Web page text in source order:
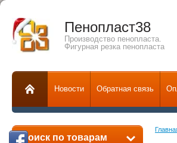
Пенопласт38
Производство пенопласта.
Фигурная резка пенопласта
Новости Обратная связь
Поиск по товарам